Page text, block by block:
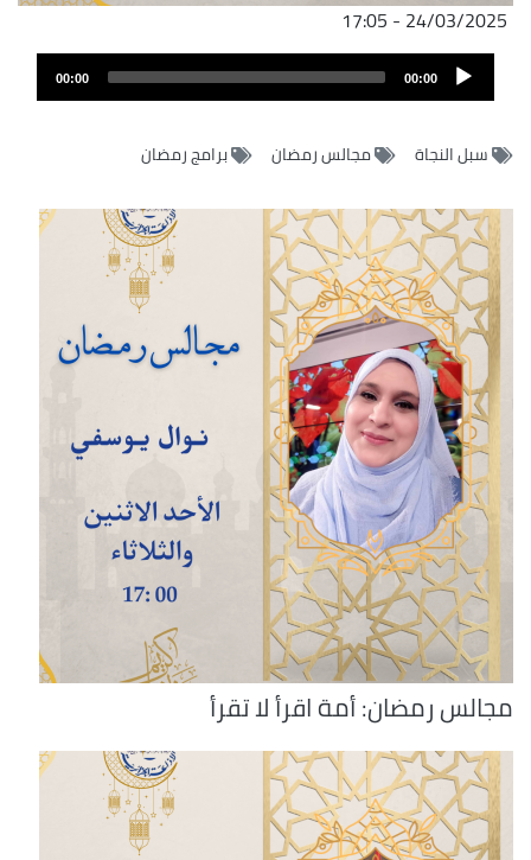
24/03/2025 - 17:05
ملف
الصوت
Audio
Player
00:00
00:00
سبل النجاة مجالس رمضان برامج رمضان
مجالس رمضان: أمة اقرأ لا تقرأ